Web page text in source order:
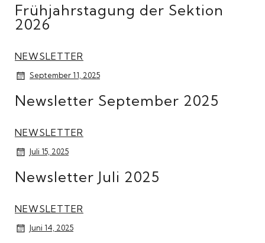
Frühjahrstagung der Sektion
2026
NEWSLETTER
September 11, 2025
Newsletter September 2025
NEWSLETTER
Juli 15, 2025
Newsletter Juli 2025
NEWSLETTER
Juni 14, 2025